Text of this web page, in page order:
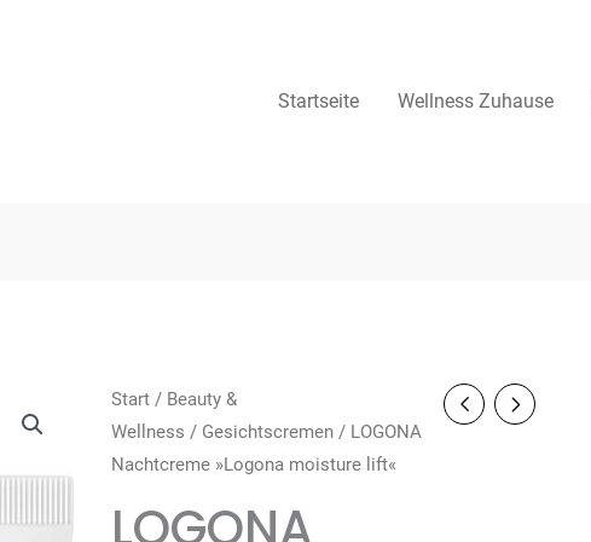
Startseite Wellness Zuhause
Start/ Beauty &
Wellness / Gesichtscremen/ LOGONA
Nachtcreme »Logona moisture lift«